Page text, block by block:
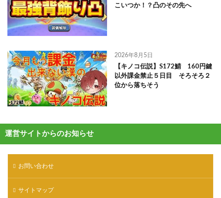
こいつか！？凸のその先へ
2026年8月5日
【キノコ伝説】S172鯖 160円鍵
以外課金禁止５日目 そろそろ２
位から落ちそう
運営サイトからのお知らせ
お問い合わせ
サイトマップ